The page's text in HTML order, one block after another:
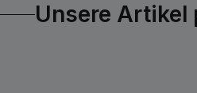
Unsere Artikel